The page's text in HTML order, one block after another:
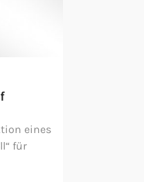
eines
für